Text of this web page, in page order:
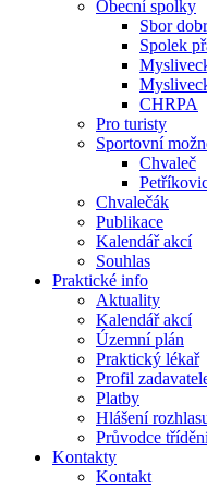
Obecní spolky
Sbor
Spolek
CHRPA
Pro turisty
Sportovní
Chvaleč
Chvalečák
Publikace
Kalendář akcí
Souhlas
Praktické info
Aktuality
Kalendář akcí
Územní plán
Praktický lékař
Profil
Platby
Hlášení
Průvodce
Kontakty
Kontakt